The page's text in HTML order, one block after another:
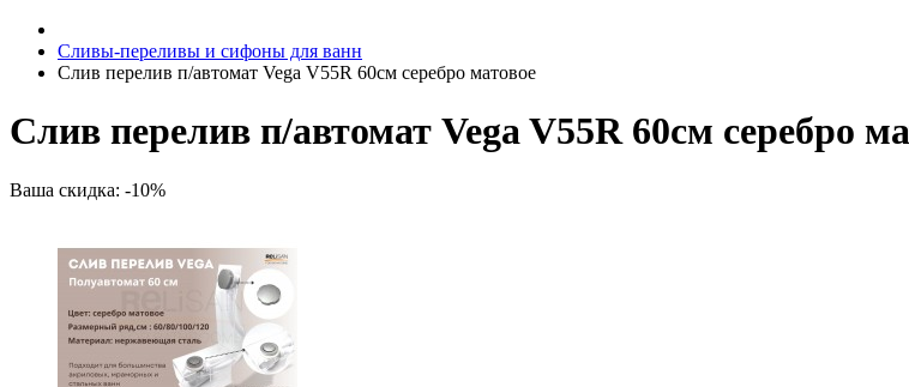
Сливы-переливы и сифоны для ванн
Слив перелив п/автомат Vega V55R 60см серебро матовое
Слив перелив п/автомат Vega V55R 60см серебро
Ваша скидка: -10%